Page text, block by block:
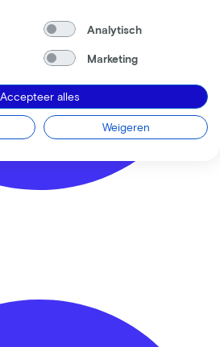
Analytisch
Marketing
Accepteer alles
Weigeren